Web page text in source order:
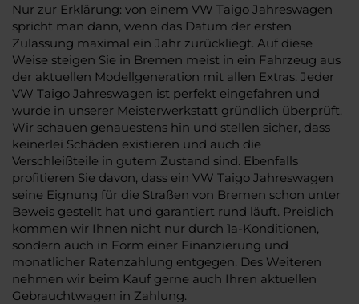
Nur zur Erklärung: von einem VW Taigo Jahreswagen
spricht man dann, wenn das Datum der ersten
Zulassung maximal ein Jahr zurückliegt. Auf diese
Weise steigen Sie in Bremen meist in ein Fahrzeug aus
der aktuellen Modellgeneration mit allen Extras. Jeder
VW Taigo Jahreswagen ist perfekt eingefahren und
wurde in unserer Meisterwerkstatt gründlich überprüft.
Wir schauen genauestens hin und stellen sicher, dass
keinerlei Schäden existieren und auch die
Verschleißteile in gutem Zustand sind. Ebenfalls
profitieren Sie davon, dass ein VW Taigo Jahreswagen
seine Eignung für die Straßen von Bremen schon unter
Beweis gestellt hat und garantiert rund läuft. Preislich
kommen wir Ihnen nicht nur durch 1a-Konditionen,
sondern auch in Form einer Finanzierung und
monatlicher Ratenzahlung entgegen. Des Weiteren
nehmen wir beim Kauf gerne auch Ihren aktuellen
Gebrauchtwagen in Zahlung.